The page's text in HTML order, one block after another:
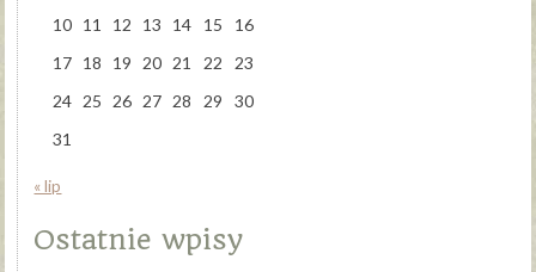
10 11 12 13 14 15
16
17 18 19 20 21 22
23
24 25 26 27 28 29
30
31
« lip
Ostatnie wpisy